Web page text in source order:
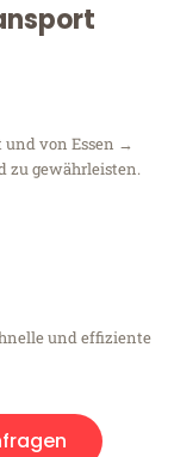
von Essen →
zu gewährleisten.
und effiziente